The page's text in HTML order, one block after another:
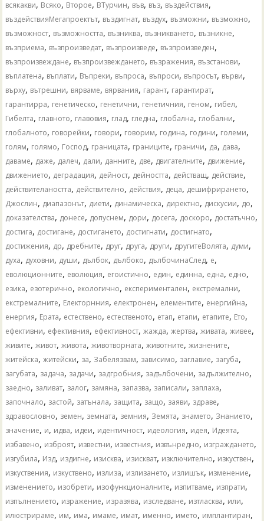
всякакви, Всяко, Второе, ВТурчин, във, въз, въздействия,
въздействияМегапроектът, въздигнат, въздух, възможни, възможно,
възможност, възможността, възниква, възникването, възникне,
възприема, възпроизведат, възпроизведе, възпроизведен,
възпроизвеждане, възпроизвеждането, възражения, възстанови,
въплатена, въплати, Въпреки, въпроса, въпроси, въпросът, върви,
върху, вътрешни, вярваме, вярвания, гарант, гарантират,
гарантирра, генетическо, генетични, генетичния, геном, гибел,
Гибелта, главното, главовия, глад, гледна, глобална, глобални,
глобалното, говорейки, говори, говорим, година, години, големи,
голям, голямо, Господ, границата, границите, граничи, да, дава,
даваме, даже, далеч, дали, данните, две, двигателните, движение,
движението, деградация, дейност, дейността, действащ, действие,
действителаността, действително, действия, деца, дешифрирането,
Джослин, диапазонът, диети, динамическа, директно, дискусии, до,
доказателства, донесе, допуснем, дори, досега, доскоро, достатъчно,
достига, достигане, достигането, достигнати, достигнато,
достижения, др, дребните, друг, друга, други, другитеВолята, думи,
духа, духовни, души, дълбок, дълбоко, дълбочинаСлед, е,
еволюционните, еволюция, егоистично, един, единна, една, едно,
езика, езотерично, екологично, експериментален, екстремални,
екстремалните, Електорнния, електронен, елементите, енергийна,
енергия, Ерата, естествено, естественото, етап, етапи, етапите, Ето,
ефективни, ефективния, ефективност,жажда,жертва,живата,живее,
живите,живот,живота,животворната,животните,жизнените,
житейска,житейски, за, Забелязвам, зависимо, заглавие, загуба,
загубата, задача, задачи, задгробния, задълбочени, задължително,
заедно, заливат, залог, замяна, запазва, записали, заплаха,
започнало, застой, затънала, защита, защо, заяви, здраве,
здравословно, земен, земната, земния, Земята, знамето, Знанието,
значение, и, идва, идеи, идентичност, идеология, идея, Идеята,
избавено, изброят, известни, известния, извънредно, изграждането,
изгубила, Изд, издигне, изисква, изискват, изключително, изкуствен,
изкуствения, изкуствено, излиза, излизането, излишък, изменение,
изменението, изобрети, изофункционалните, изпитваме, изпрати,
изпълнението, изражение, изразява, изследване, изтласква, или,
илюстрираме, им, има, имаме, имат, именно, името, имплантиран,